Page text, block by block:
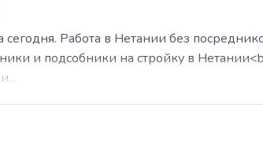
Работа в Нетании без
и подсобники на стройку в